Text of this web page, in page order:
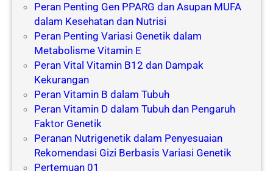
Peran Penting Gen PPARG dan Asupan MUFA
dalam Kesehatan dan Nutrisi
Peran Penting Variasi Genetik dalam
Metabolisme Vitamin E
Peran Vital Vitamin B12 dan Dampak
Kekurangan
Peran Vitamin B dalam Tubuh
Peran Vitamin D dalam Tubuh dan Pengaruh
Faktor Genetik
Peranan Nutrigenetik dalam Penyesuaian
Rekomendasi Gizi Berbasis Variasi Genetik
Pertemuan 01